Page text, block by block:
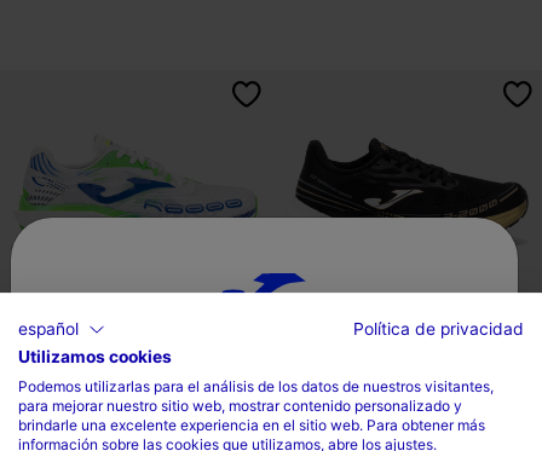
4,2 sobre 5 de valoración de clientes 4,2 sobre 5 de valoración de
Zapatillas Running R.6000 26
Hombre Blanco Ro...
120,00€
Unisex Negro Oro
120,00€
Selecciona tu país e idioma
País
español
Política de privacidad
Utilizamos cookies
Podemos utilizarlas para el análisis de los datos de nuestros visitantes,
para mejorar nuestro sitio web, mostrar contenido personalizado y
brindarle una excelente experiencia en el sitio web. Para obtener más
información sobre las cookies que utilizamos, abre los ajustes.